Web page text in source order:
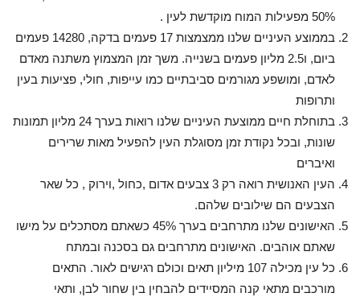
50% מפעילות המוח מוקדשת לעין .
בממוצע העיניים שלנו ממצמצות 17 פעמים בדקה, 14280 פעמים
ביום, ו2.5 מליון פעמים בשנייה. משך זמן המצמוץ משתנה מאדם
לאדם, ומושפע מגורמים סביבתיים כמו עייפות, חולי, פציעות בעין
ותרופות
בתוחלת חיים ממוצעת העיניים שלנו רואות בערך 24 מליון תמונות
שונות, ובכל נקודת זמן מסוגלת העין להפעיל מאות שרירים
ואיברים
העין האנושית רואה רק 3 צבעים אדום ,כחול ,וירוק , כל שאר
הצבעים הם שילובים שלהם.
האישונים שלנו מתרחבים בערך 45% כשאתם מסתכלים על מישו
שאתם אוהבים. האישונים מתרחבים גם בסכנה ובמתח
כל עין מכילה 107 מיליון תאים וכולם רגישים לאור. התאים
מורכבים מתאי קנה המסיידים להבחין בין שחור לבן, ותאי